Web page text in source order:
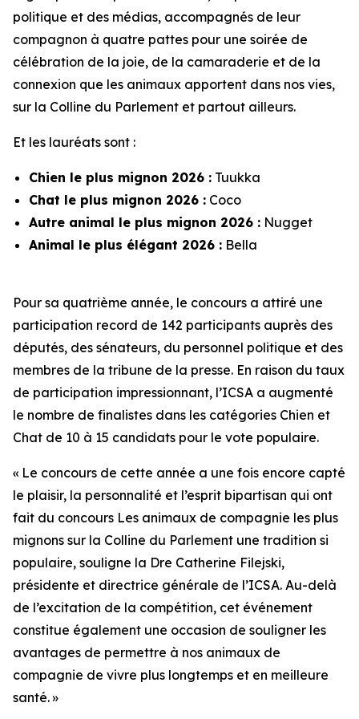
politique et des médias, accompagnés de leur
compagnon à quatre pattes pour une soirée de
célébration de la joie, de la camaraderie et de la
connexion que les animaux apportent dans nos vies,
sur la Colline du Parlement et partout ailleurs.
Et les lauréats sont :
Chien le plus mignon 2026 : Tuukka
Chat le plus mignon 2026 : Coco
Autre animal le plus mignon 2026 : Nugget
Animal le plus élégant 2026 : Bella
Pour sa quatrième année, le concours a attiré une
participation record de 142 participants auprès des
députés, des sénateurs, du personnel politique et des
membres de la tribune de la presse. En raison du taux
de participation impressionnant, l’ICSA a augmenté
le nombre de finalistes dans les catégories Chien et
Chat de 10 à 15 candidats pour le vote populaire.
« Le concours de cette année a une fois encore capté
le plaisir, la personnalité et l’esprit bipartisan qui ont
fait du concours Les animaux de compagnie les plus
mignons sur la Colline du Parlement une tradition si
populaire, souligne la Dre Catherine Filejski,
présidente et directrice générale de l’ICSA. Au-delà
de l’excitation de la compétition, cet événement
constitue également une occasion de souligner les
avantages de permettre à nos animaux de
compagnie de vivre plus longtemps et en meilleure
santé. »